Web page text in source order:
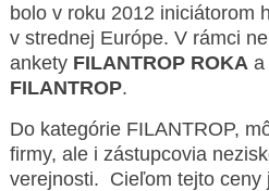
bolo v roku 2012 iniciátorom
v strednej Európe. V rámci
ankety FILANTROP ROKA a
FILANTROP.
Do kategórie FILANTROP,
firmy, ale i zástupcovia
verejnosti. Cieľom tejto